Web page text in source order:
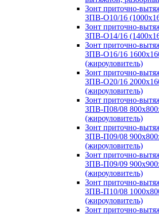
Зонт приточно-
ЗПВ-О10/16
Зонт приточно-
ЗПВ-О14/16
Зонт приточно-
ЗПВ-О16/16
(жироуловитель)
Зонт приточно-
ЗПВ-О20/16
(жироуловитель)
Зонт приточно-
ЗПВ-П08/08
(жироуловитель)
Зонт приточно-
ЗПВ-П09/08
(жироуловитель)
Зонт приточно-
ЗПВ-П09/09
(жироуловитель)
Зонт приточно-
ЗПВ-П10/08
(жироуловитель)
Зонт приточно-